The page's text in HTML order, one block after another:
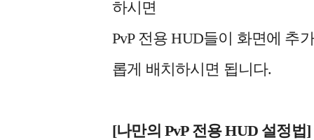
하시면
PvP 전용 HUD들이 화면에 추
롭게 배치하시면 됩니다.
[나만의 PvP 전용 HUD 설정법]